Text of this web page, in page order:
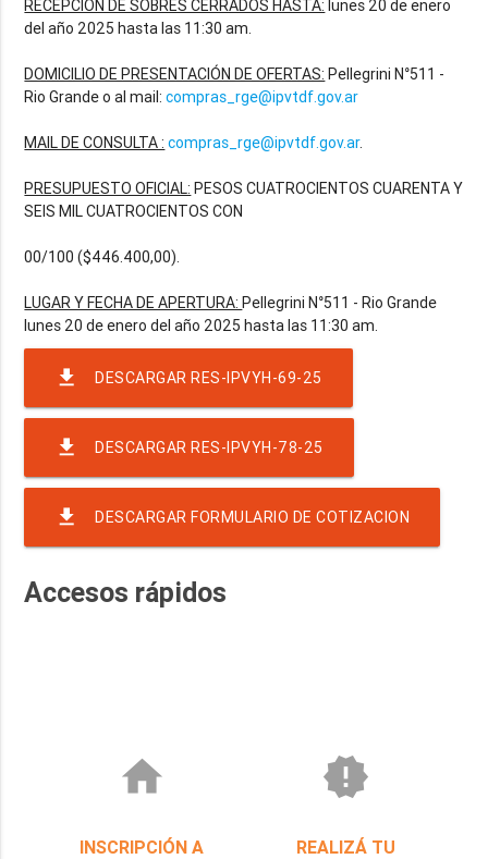
RECEPCIÓN DE SOBRES CERRADOS HASTA: lunes 20 de enero
del año 2025 hasta las 11:30 am.
DOMICILIO DE PRESENTACIÓN DE OFERTAS: Pellegrini N°511 -
Rio Grande o al mail:compras_rge@ipvtdf.gov.ar
MAIL DE CONSULTA : compras_rge@ipvtdf.gov.ar.
PRESUPUESTO OFICIAL: PESOS CUATROCIENTOS CUARENTA Y
SEIS MIL CUATROCIENTOS CON
00/100 ($446.400,00).
LUGAR Y FECHA DE APERTURA:Pellegrini N°511 - Rio Grande
file_download DESCARGAR RES-IPVYH-69-25
file_download DESCARGAR RES-IPVYH-78-25
file_download DESCARGAR FORMULARIO DE COTIZACION
Accesos rápidos
home
INSCRIPCIÓN A
new_releases
REALIZÁ TU